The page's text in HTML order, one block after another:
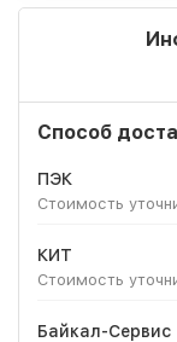
Способ
ПЭК
Стоимость
КИТ
Стоимость
Байкал-Сервис